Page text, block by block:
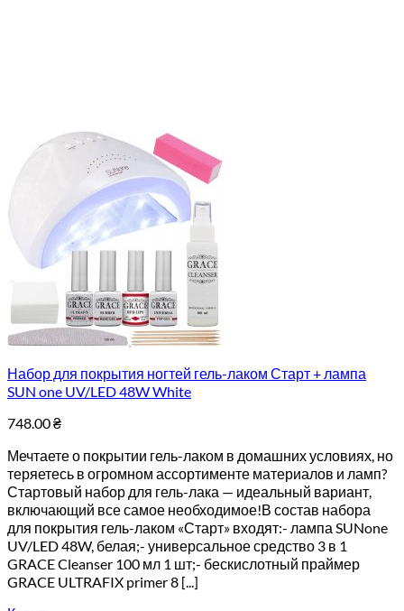
Набор для покрытия ногтей гель-лаком Старт + лампа
SUN one UV/LED 48W White
748.00₴
Мечтаете о покрытии гель-лаком в домашних условиях, но
теряетесь в огромном ассортименте материалов и ламп?
Стартовый набор для гель-лака — идеальный вариант,
включающий все самое необходимое!В состав набора
для покрытия гель-лаком «Старт» входят:- лампа SUNone
UV/LED 48W, белая;- универсальное средство 3 в 1
GRACE Cleanser 100 мл 1 шт;- бескислотный праймер
GRACE ULTRAFIX primer 8 [...]